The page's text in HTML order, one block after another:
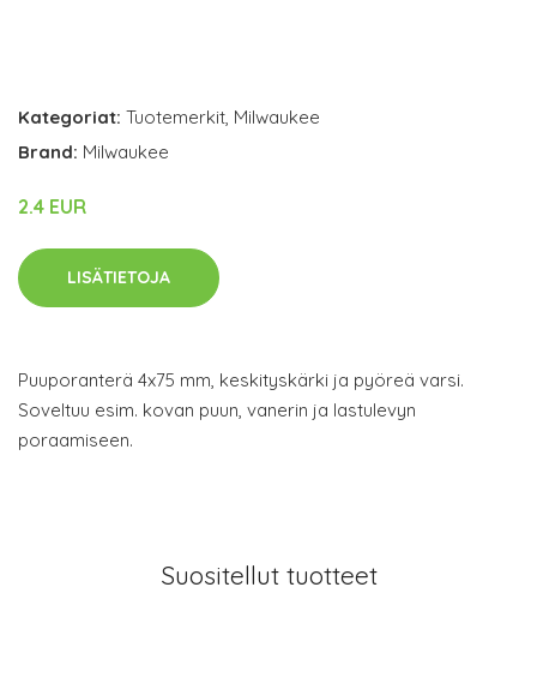
Kategoriat: Tuotemerkit, Milwaukee
Brand: Milwaukee
2.4 EUR
LISÄTIETOJA
Puuporanterä 4x75 mm, keskityskärki ja pyöreä varsi.
Soveltuu esim. kovan puun, vanerin ja lastulevyn
poraamiseen.
Suositellut tuotteet